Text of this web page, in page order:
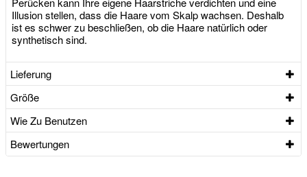
Illusion stellen, dass die Haare vom Skalp wachsen. Deshalb
ist es schwer zu beschließen, ob die Haare natürlich oder
synthetisch sind.
Lieferung
Größe
Wie Zu Benutzen
Bewertungen